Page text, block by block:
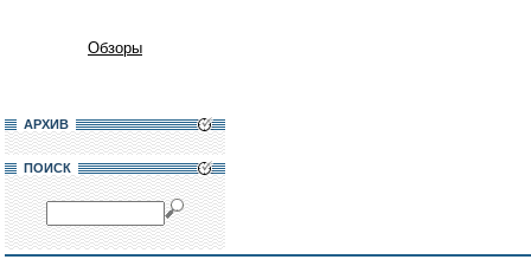
Обзоры
АРХИВ
ПОИСК